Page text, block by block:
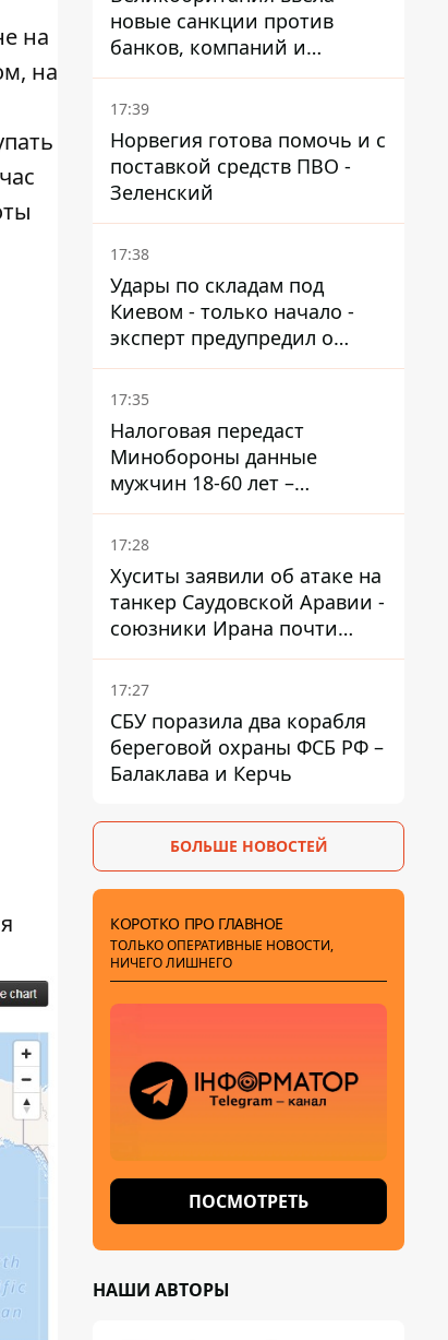
на
на
новые санкции против
банков, компаний и
танкеров РФ
17:39
Норвегия готова помочь и с
поставкой средств ПВО -
Зеленский
17:38
Удары по складам под
Киевом - только начало -
эксперт предупредил о
новой угрозе
17:35
Налоговая передаст
Минобороны данные
мужчин 18-60 лет –
постановление Кабмина
17:28
Хуситы заявили об атаке на
танкер Саудовской Аравии -
союзники Ирана почти
закрыли Баб-эль-
Мандебский пролив
17:27
СБУ поразила два корабля
береговой охраны ФСБ РФ –
Балаклава и Керчь
БОЛЬШЕ НОВОСТЕЙ
КОРОТКО ПРО ГЛАВНОЕ
ТОЛЬКО ОПЕРАТИВНЫЕ НОВОСТИ,
НИЧЕГО ЛИШНЕГО
ПОСМОТРЕТЬ
НАШИ АВТОРЫ